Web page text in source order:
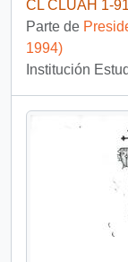
CL CLUAH 1-
Parte de
1994)
Institución